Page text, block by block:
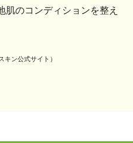
肌のコンディションを整え
キン公式サイト）